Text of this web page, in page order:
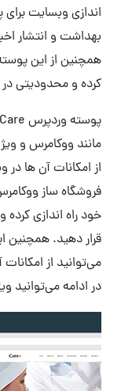
اندازی وبسایت
بهداشت و انتشار
همچنین از این
کرده و محدودیتی
مانند ووکامرس و
از امکانات آن ها
فروشگاه ساز
خود راه اندازی
قرار دهید. همچنین
می‌توانید از
در ادامه می‌توانید